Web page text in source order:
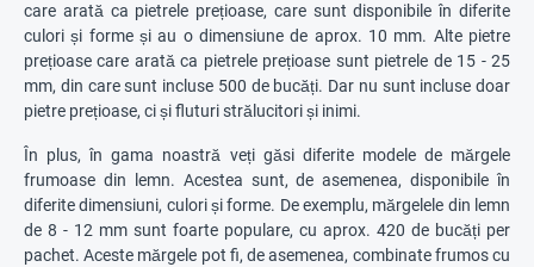
care arată ca pietrele prețioase, care sunt disponibile în diferite
culori și forme și au o dimensiune de aprox. 10 mm. Alte pietre
prețioase care arată ca pietrele prețioase sunt pietrele de 15 - 25
mm, din care sunt incluse 500 de bucăți. Dar nu sunt incluse doar
pietre prețioase, ci și fluturi strălucitori și inimi.
În plus, în gama noastră veți găsi diferite modele de mărgele
frumoase din lemn. Acestea sunt, de asemenea, disponibile în
diferite dimensiuni, culori și forme. De exemplu, mărgelele din lemn
de 8 - 12 mm sunt foarte populare, cu aprox. 420 de bucăți per
pachet. Aceste mărgele pot fi, de asemenea, combinate frumos cu